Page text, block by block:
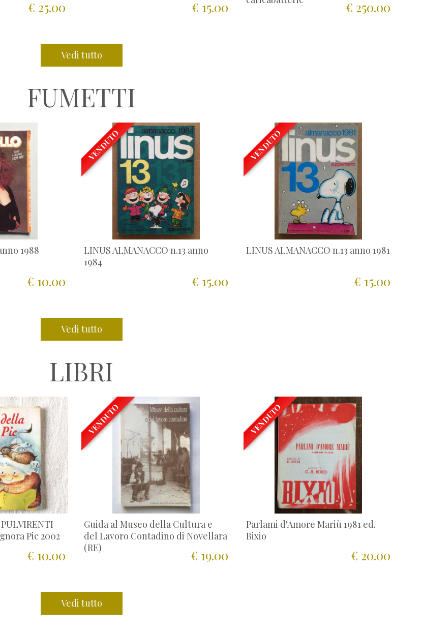
€ 25.00 € 15.00 € 250.00
Vedi tutto
FUMETTI
1988
€ 10.00
VENDUTO
LINUS ALMANACCO n.13 anno
1984
€ 15.00
VENDUTO
LINUS ALMANACCO n.13 anno 1981
€ 15.00
Vedi tutto
LIBRI
Pic 2002
€ 10.00
VENDUTO
Guida al Museo della Cultura e
del Lavoro Contadino di Novellara
(RE)
€ 19.00
VENDUTO
Parlami d'Amore Mariù 1981 ed.
Bixio
€ 20.00
Vedi tutto